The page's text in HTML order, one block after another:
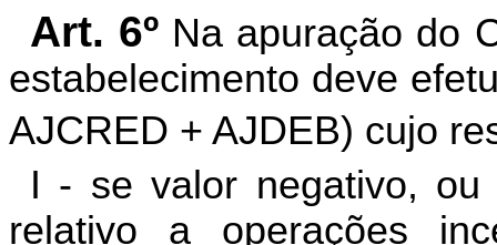
Art. 6º Na apuração do
estabelecimento deve
AJCRED + AJDEB) cujo
I - se valor negativo,
relativo a operações